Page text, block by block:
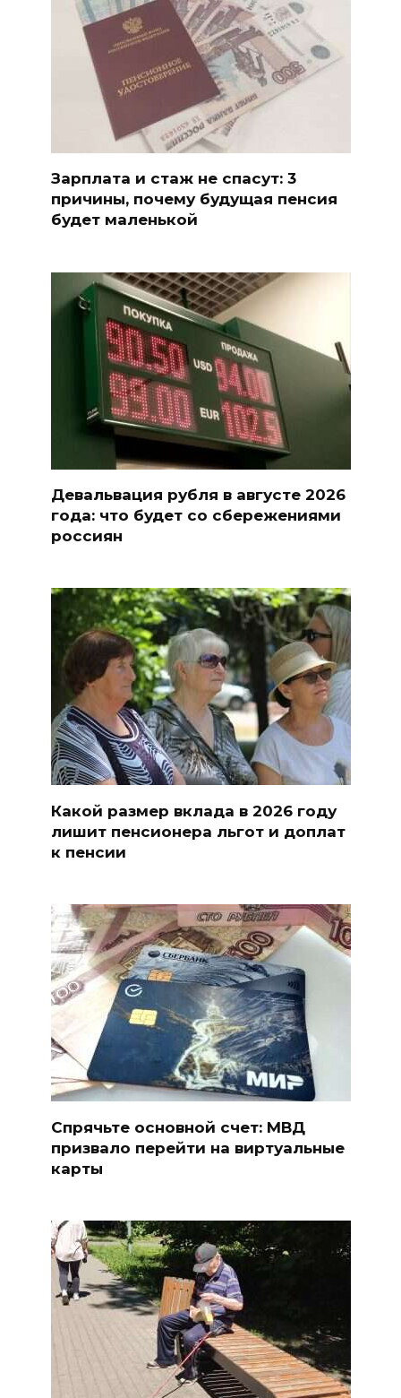
Зарплата и стаж не спасут: 3
причины, почему будущая пенсия
будет маленькой
Девальвация рубля в августе 2026
года: что будет со сбережениями
россиян
Какой размер вклада в 2026 году
лишит пенсионера льгот и доплат
к пенсии
Спрячьте основной счет: МВД
призвало перейти на виртуальные
карты